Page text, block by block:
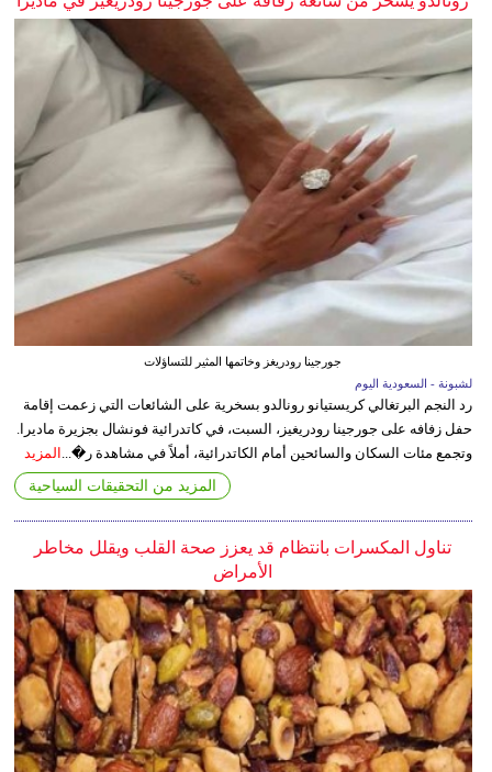
جورجينا رودريغز وخاتمها المثير للتساؤلات
لشبونة - السعودية اليوم
رد النجم البرتغالي كريستيانو رونالدو بسخرية على الشائعات التي زعمت إقامة
حفل زفافه على جورجينا رودريغيز، السبت، في كاتدرائية فونشال بجزيرة ماديرا.
وتجمع مئات السكان والسائحين أمام الكاتدرائية، أملاً في مشاهدة ر�... المزيد
المزيد من التحقيقات السياحية
تناول المكسرات بانتظام قد يعزز صحة القلب ويقلل مخاطر
الأمراض